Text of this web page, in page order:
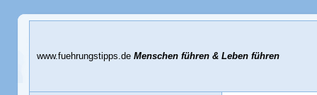
www.fuehrungstipps.de Menschen führen & Leben führen